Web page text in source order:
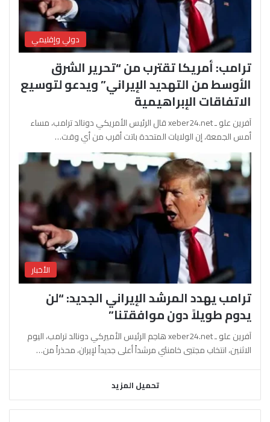
دولي وإقليمي
ترامب: أمريكا تقترب من “تحرير الشرق
الأوسط من التهديد الإيراني” ويدعو لتوسيع
الاتفاقات الإبراهيمية
آفرين علو ـ xeber24.net قال الرئيس الأمريكي دونالد ترامب، مساء
أمس الجمعة، إن الولايات المتحدة باتت أقرب من أي وقت…
الأخبار
ترامب يهدد المرشد الإيراني الجديد: “لن
يدوم طويلاً دون موافقتنا”
آفرين علو ـ xeber24.net هاجم الرئيس الأميركي دونالد ترامب، اليوم
الاثنين، انتخاب مجتبى خامنئي مرشداً أعلى جديداً لإيران، محذراً من…
تحميل المزيد